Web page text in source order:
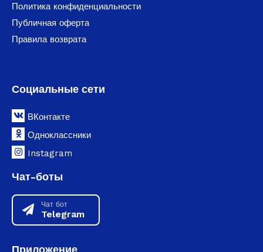
Политика конфиденциальности
Публичная оферта
Правила возврата
Социальные сети
ВКонтакте
Одноклассники
Instagram
Чат-боты
Чат бот
Telegram
Приложение